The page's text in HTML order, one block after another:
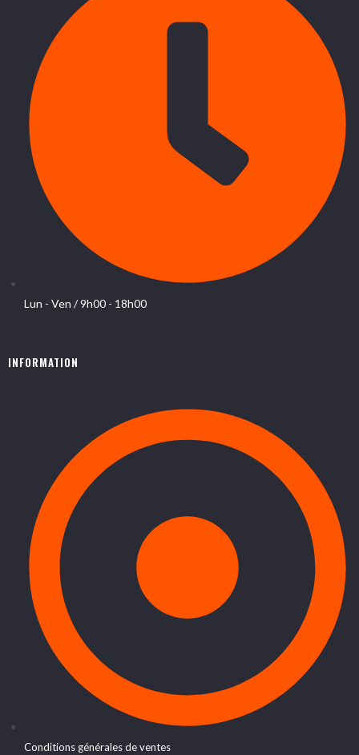
Lun - Ven / 9h00 - 18h00
INFORMATION
Conditions générales de ventes